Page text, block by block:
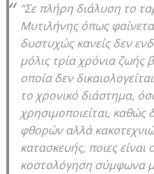
“Σε πλήρη διάλυση το
Μυτιλήνης όπως
δυστυχώς κανείς δεν
μόλις τρία χρόνια ζωής
οποία δεν
το χρονικό διάστημα,
χρησιμοποιείται, καθώς
φθορών αλλά
κατασκευής, ποιες
κοστολόγηση σύμφωνα